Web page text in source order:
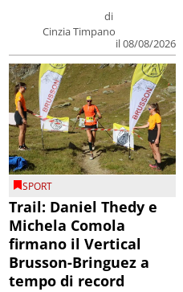
di
Cinzia Timpano
il 08/08/2026
SPORT
Trail: Daniel Thedy e
Michela Comola
firmano il Vertical
Brusson-Bringuez a
tempo di record